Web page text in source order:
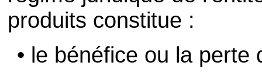
produits constitue :
• le bénéfice ou la perte